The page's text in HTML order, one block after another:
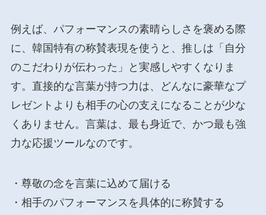
例えば、パフォーマンスの素晴らしさを褒める際
に、韓国特有の称賛表現を使うと、推しは「自分
のこだわりが伝わった」と実感しやすくなりま
す。直接的な言葉が持つ力は、どんなに豪華なプ
レゼントよりも相手の心の支えになることが少な
くありません。言葉は、最も身近で、かつ最も強
力な応援ツールなのです。
・尊敬の念を言葉に込めて届ける
・相手のパフォーマンスを具体的に称賛する